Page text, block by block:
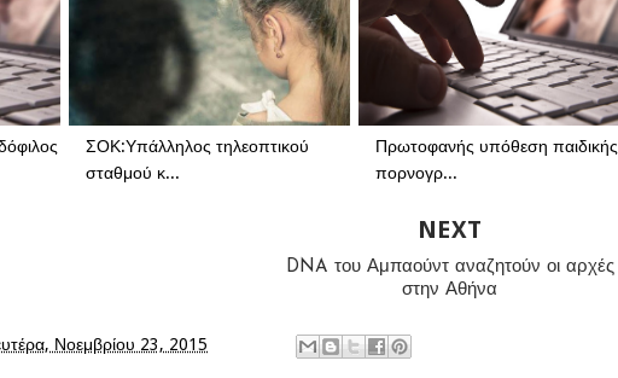
ΣΟΚ:Υπάλληλος τηλεοπτικού
σταθμού κ...
Πρωτοφανής υπόθεση παιδικής
πορνογρ...
NEXT
DNA του Αμπαούντ αναζητούν οι αρχές
στην Αθήνα
Νοεμβρίου 23, 2015